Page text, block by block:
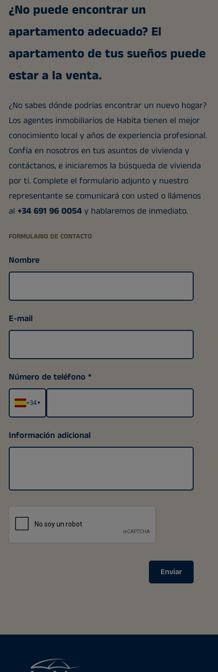
¿No puede encontrar un
apartamento adecuado? El
apartamento de tus sueños puede
estar a la venta.
¿No sabes dónde podrías encontrar un nuevo hogar?
Los agentes inmobiliarios de Habita tienen el mejor
conocimiento local y años de experiencia profesional.
Confía en nosotros en tus asuntos de vivienda y
contáctanos, e iniciaremos la búsqueda de vivienda
por ti. Complete el formulario adjunto y nuestro
representante se comunicará con usted o llámenos
al +34 691 96 0054y hablaremos de inmediato.
FORMULARIO DE CONTACTO
Nombre
E-mail
Número de teléfono
+34▾
Información adicional
Enviar